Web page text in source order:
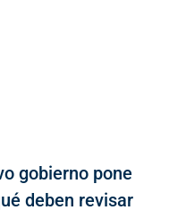
gobierno pone
deben revisar